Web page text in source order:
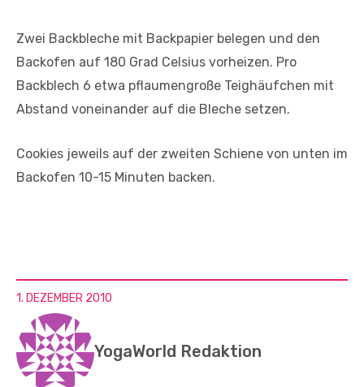
Zwei Backbleche mit Backpapier belegen und den
Backofen auf 180 Grad Celsius vorheizen. Pro
Backblech 6 etwa pflaumengroße Teighäufchen mit
Abstand voneinander auf die Bleche setzen.
Cookies jeweils auf der zweiten Schiene von unten im
Backofen 10-15 Minuten backen.
1. DEZEMBER 2010
YogaWorld Redaktion